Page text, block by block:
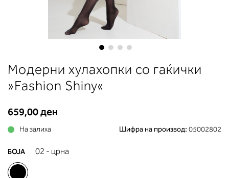
to
the
beginning
the
images
Модерни хулахопки со гаќички
»Fashion Shiny«
659,00 ден
На залиха Шифра на производ: 05002802
БОЈА 02 - црна
до вдлабнатината помеѓу
Во делот 2 ќе прочитате која
длабочина на корпата одговара
вашето мерење (А, Б...) -
во колоната што сте ја